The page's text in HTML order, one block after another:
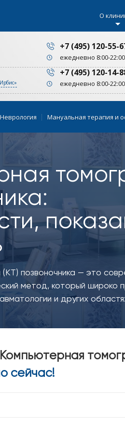
О
+7 (495) 120-55-
ежедневно 8:00-22:00
+7 (495) 120-14-
ежедневно 8:00-22:00
Неврология Мануальная терапия и
позвоночника — это
метод, который широко
и других
сейчас!